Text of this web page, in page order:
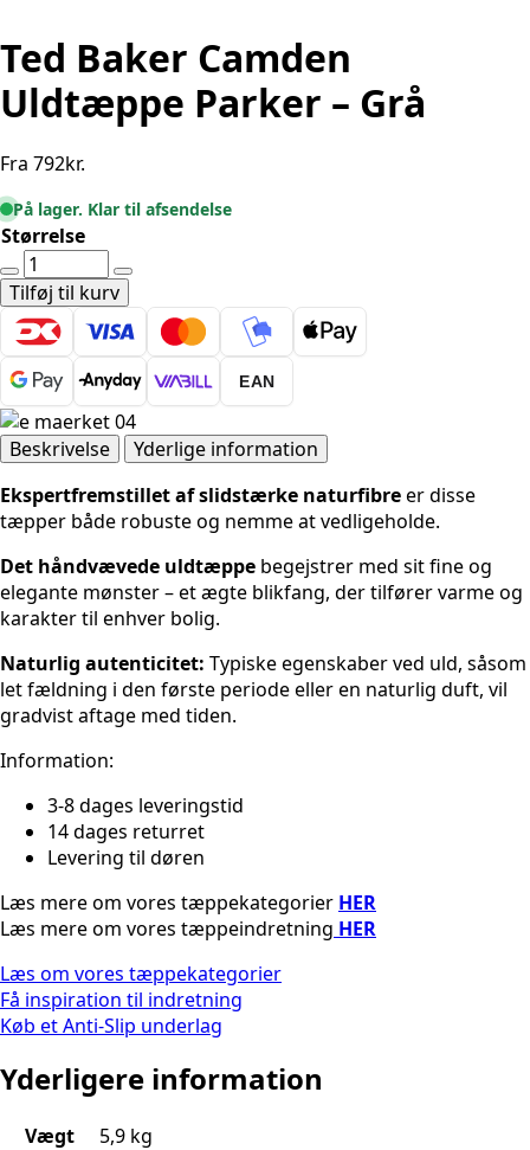
Ted Baker Camden
Uldtæppe Parker – Grå
Fra 792kr.
På lager. Klar til afsendelse
Størrelse
Ted
Baker
Camden
Uldtæppe
Parker
Grå
antal
Tilføj til kurv
EAN
Beskrivelse
Yderlige information
Ekspertfremstillet af slidstærke naturfibreer disse
tæpper både robuste og nemme at vedligeholde.
Det håndvævede uldtæppe begejstrer med sit fine og
elegante mønster – et ægte blikfang, der tilfører varme og
karakter til enhver bolig.
Naturlig autenticitet: Typiske egenskaber ved uld, såsom
let fældning i den første periode eller en naturlig duft, vil
gradvist aftage med tiden.
Information:
3-8 dages leveringstid
14 dages returret
Levering til døren
Læs mere om vores tæppekategorier HER
Læs mere om vores tæppeindretning HER
Læs om vores tæppekategorier
Få inspiration til indretning
Køb et Anti-Slip underlag
Yderligere information
Vægt
5,9 kg